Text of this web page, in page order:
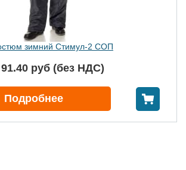
зимний Стимул-2 СОП
91.40 руб (без НДС)
Подробнее